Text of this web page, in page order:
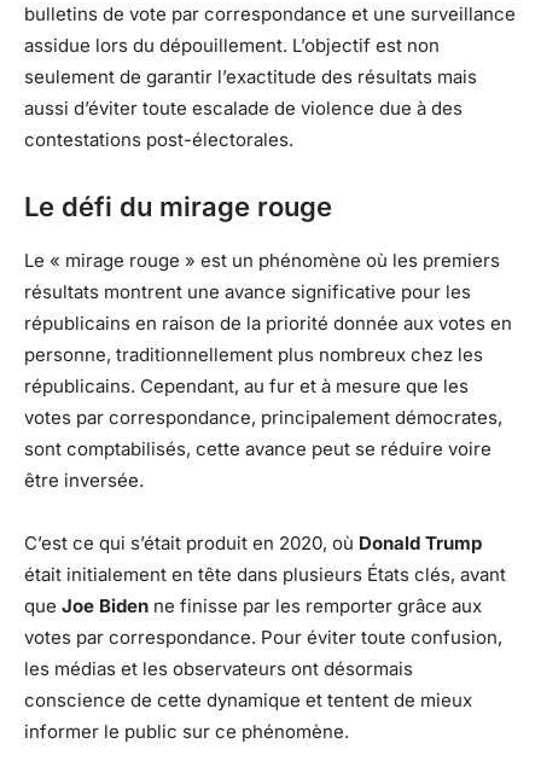
bulletins de vote par correspondance et une surveillance
assidue lors du dépouillement. L’objectif est non
seulement de garantir l’exactitude des résultats mais
aussi d’éviter toute escalade de violence due à des
contestations post-électorales.
Le défi du mirage rouge
Le « mirage rouge » est un phénomène où les premiers
résultats montrent une avance significative pour les
républicains en raison de la priorité donnée aux votes en
personne, traditionnellement plus nombreux chez les
républicains. Cependant, au fur et à mesure que les
votes par correspondance, principalement démocrates,
sont comptabilisés, cette avance peut se réduire voire
être inversée.
C’est ce qui s’était produit en 2020, où Donald Trump
était initialement en tête dans plusieurs États clés, avant
que Joe Biden ne finisse par les remporter grâce aux
votes par correspondance. Pour éviter toute confusion,
les médias et les observateurs ont désormais
conscience de cette dynamique et tentent de mieux
informer le public sur ce phénomène.